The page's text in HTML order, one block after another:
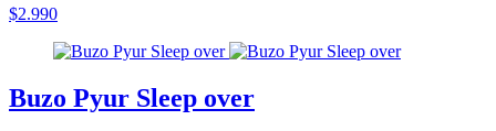
$2.990
Buzo Pyur Sleep over